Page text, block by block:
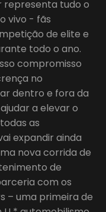
representa tudo o
vivo - fãs
de elite e
todo o ano.
compromisso
no
dentro e fora da
a elevar o
as
expandir ainda
nova corrida de
de
com os
– uma primeira de